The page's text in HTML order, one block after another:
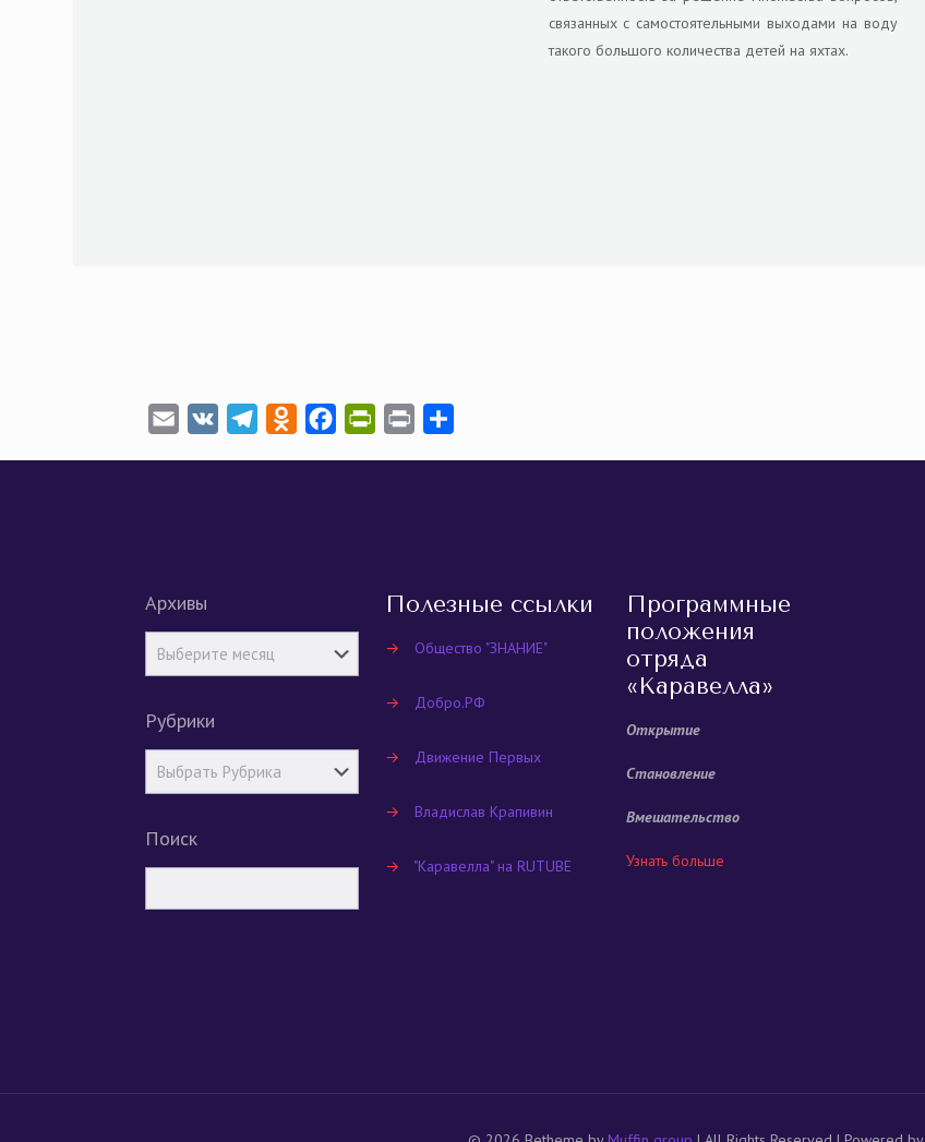
связанных с самостоятельными выходами на воду
такого большого количества детей на яхтах.
Email VK TelegramOdnoklassniki
FacebookPrintFriendly
Print
Архивы
Рубрики
Поиск
Полезные ссылки
→ Общество "ЗНАНИЕ"
→ Добро.РФ
→ Движение Первых
→ Владислав Крапивин
→ "Каравелла" на RUTUBE
Программные
положения
отряда
«Каравелла»
Открытие
Становление
Вмешательство
Узнать больше